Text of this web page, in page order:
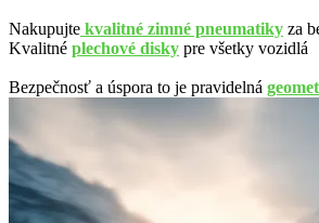
Nakupujte kvalitné zimné pneumatiky za
Kvalitné plechové disky pre všetky vozidlá
Bezpečnosť a úspora to je pravidelná